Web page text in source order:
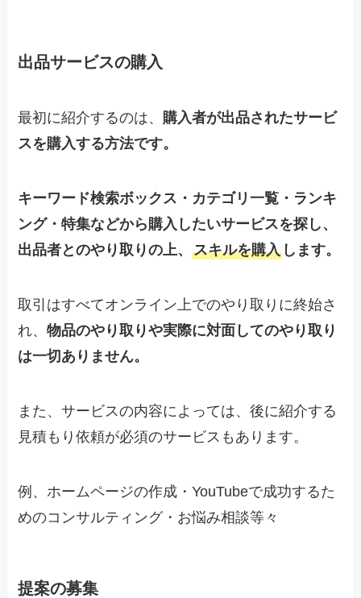
出品サービスの購入
最初に紹介するのは、 購入者が出品されたサービ
スを購入する方法です。
キーワード検索ボックス・カテゴリ一覧・ランキ
ング・特集などから購入したいサービスを探し、
出品者とのやり取りの上、スキルを購入 します。
取引はすべてオンライン上でのやり取りに終始さ
れ、物品のやり取りや実際に対面してのやり取り
は一切ありません。
また、サービスの内容によっては、後に紹介する
見積もり依頼が必須のサービスもあります。
例、ホームページの作成・YouTubeで成功するた
めのコンサルティング・お悩み相談等々
提案の募集